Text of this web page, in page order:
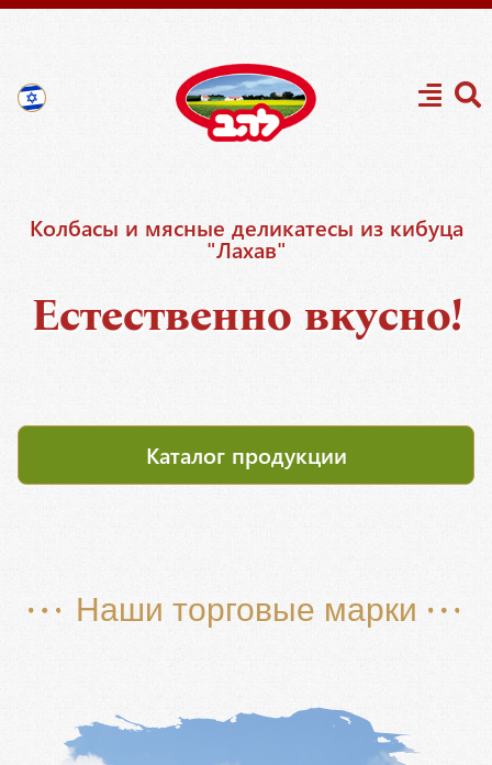
Колбасы и мясные деликатесы из кибуца
"Лахав"
Естественно вкусно!
Каталог продукции
Наши торговые марки